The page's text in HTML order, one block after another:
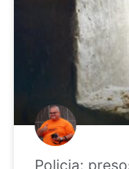
Policia: